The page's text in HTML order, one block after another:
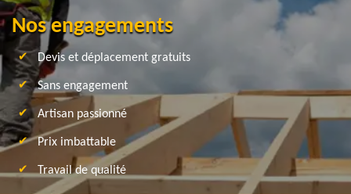
Nos engagements
Devis et déplacement gratuits
Sans engagement
Artisan passionné
Prix imbattable
Travail de qualité